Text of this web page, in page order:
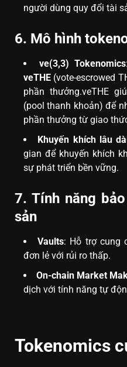
người dùng quy đổi tài
6. Mô hình
ve(3,3) Tokenomics
veTHE (vote-escrowed
phần thưởng.veTHE
(pool thanh khoản) để
phần thưởng từ giao
Khuyến khích lâu
gian để khuyến khích
sự phát triển bền vững.
7. Tính năng
sản
Vaults: Hỗ trợ cung
đơn lẻ với rủi ro thấp.
On-chain Market
dịch với tính năng tự
Tokenomics